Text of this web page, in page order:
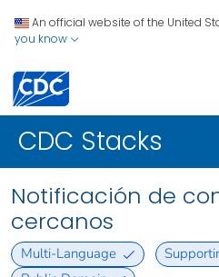
An official website of the United
you know
CDC Stacks
Notificación de
cercanos
Multi-Language